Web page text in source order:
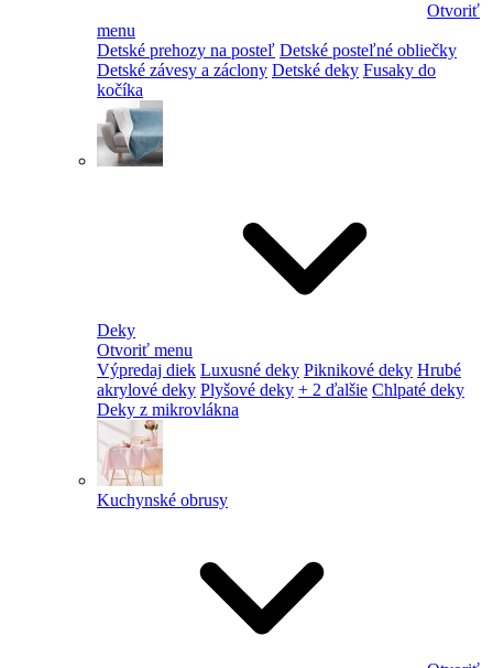
Otvoriť
menu
Detské prehozy na posteľ Detské posteľné obliečky
Detské závesy a záclony Detské deky Fusaky do
kočíka
Deky
Otvoriť menu
Výpredaj diek Luxusné deky Piknikové deky Hrubé
akrylové deky Plyšové deky + 2 ďalšie Chlpaté deky
Deky z mikrovlákna
Kuchynské obrusy